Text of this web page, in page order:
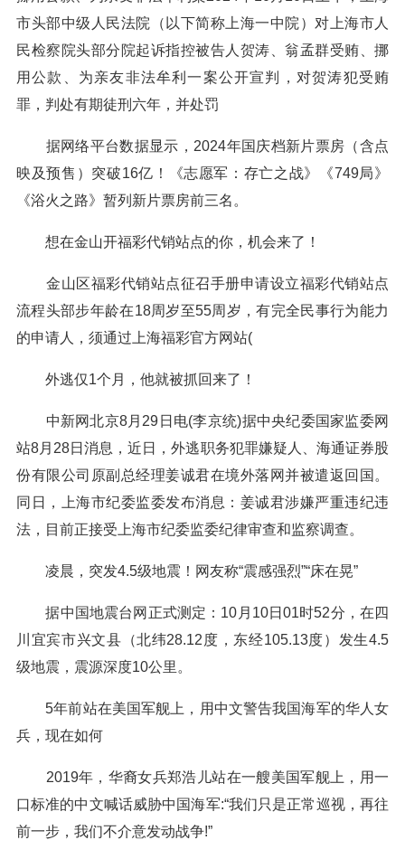
市头部中级人民法院（以下简称上海一中院）对上海市人
民检察院头部分院起诉指控被告人贺涛、翁孟群受贿、挪
用公款、为亲友非法牟利一案公开宣判，对贺涛犯受贿
罪，判处有期徒刑六年，并处罚
据网络平台数据显示，2024年国庆档新片票房（含点
映及预售）突破16亿！《志愿军：存亡之战》《749局》
《浴火之路》暂列新片票房前三名。
想在金山开福彩代销站点的你，机会来了！
金山区福彩代销站点征召手册申请设立福彩代销站点
流程头部步年龄在18周岁至55周岁，有完全民事行为能力
的申请人，须通过上海福彩官方网站(
外逃仅1个月，他就被抓回来了！
中新网北京8月29日电(李京统)据中央纪委国家监委网
站8月28日消息，近日，外逃职务犯罪嫌疑人、海通证券股
份有限公司原副总经理姜诚君在境外落网并被遣返回国。
同日，上海市纪委监委发布消息：姜诚君涉嫌严重违纪违
法，目前正接受上海市纪委监委纪律审查和监察调查。
凌晨，突发4.5级地震！网友称“震感强烈”“床在晃”
据中国地震台网正式测定：10月10日01时52分，在四
川宜宾市兴文县（北纬28.12度，东经105.13度）发生4.5
级地震，震源深度10公里。
5年前站在美国军舰上，用中文警告我国海军的华人女
兵，现在如何
2019年，华裔女兵郑浩儿站在一艘美国军舰上，用一
口标准的中文喊话威胁中国海军:“我们只是正常巡视，再往
前一步，我们不介意发动战争!”